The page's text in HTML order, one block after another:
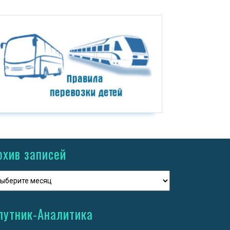
записей
Аналитика